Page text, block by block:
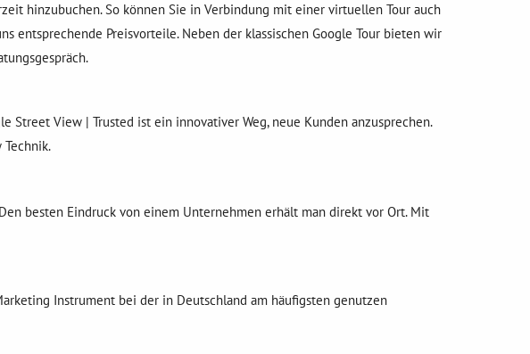
hinzubuchen. So können Sie in Verbindung mit einer virtuellen Tour auch
entsprechende Preisvorteile. Neben der klassischen Google Tour bieten wir
Street View | Trusted ist ein innovativer Weg, neue Kunden anzusprechen.
besten Eindruck von einem Unternehmen erhält man direkt vor Ort. Mit
Instrument bei der in Deutschland am häufigsten genutzen